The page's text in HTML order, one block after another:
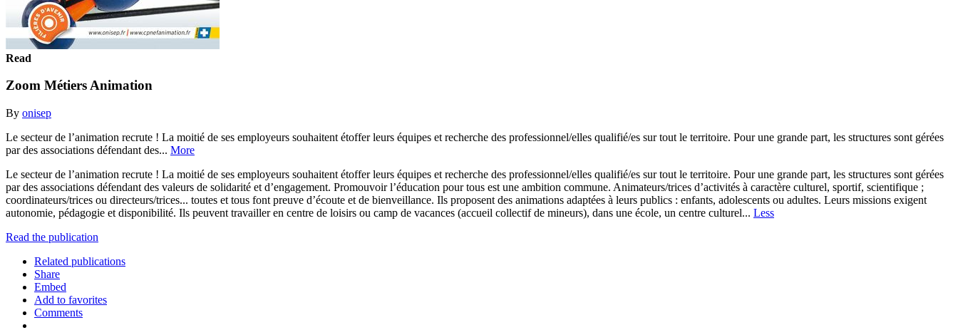
Read
Zoom Métiers Animation
By onisep
Le secteur de l’animation recrute ! La moitié de ses employeurs souhaitent étoffer leurs équipes et recherche des professionnel/elles qualifié/es sur tout le territoire. Pour une grande part, les structures sont gérées
par des associations défendant des... More
Le secteur de l’animation recrute ! La moitié de ses employeurs souhaitent étoffer leurs équipes et recherche des professionnel/elles qualifié/es sur tout le territoire. Pour une grande part, les structures sont gérées
par des associations défendant des valeurs de solidarité et d’engagement. Promouvoir l’éducation pour tous est une ambition commune. Animateurs/trices d’activités à caractère culturel, sportif, scientifique ;
coordinateurs/trices ou directeurs/trices... toutes et tous font preuve d’écoute et de bienveillance. Ils proposent des animations adaptées à leurs publics : enfants, adolescents ou adultes. Leurs missions exigent
autonomie, pédagogie et disponibilité. Ils peuvent travailler en centre de loisirs ou camp de vacances (accueil collectif de mineurs), dans une école, un centre culturel... Less
Read the publication
Related publications
Share
Embed
Add to favorites
Comments